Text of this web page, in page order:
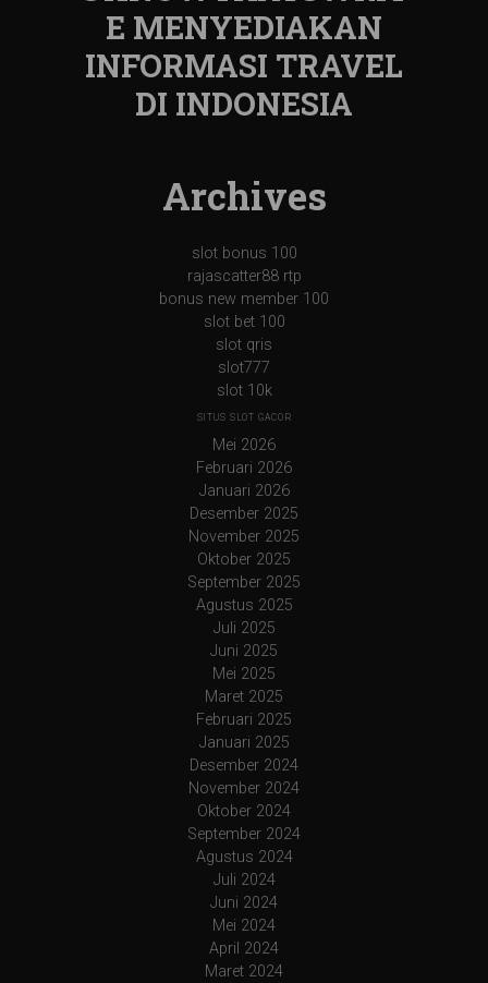
E MENYEDIAKAN
INFORMASI TRAVEL
DI INDONESIA
Archives
slot bonus 100
rajascatter88 rtp
bonus new member 100
slot bet 100
slot qris
slot777
slot 10k
SITUS SLOT GACOR
Mei 2026
Februari 2026
Januari 2026
Desember 2025
November 2025
Oktober 2025
September 2025
Agustus 2025
Juli 2025
Juni 2025
Mei 2025
Maret 2025
Februari 2025
Januari 2025
Desember 2024
November 2024
Oktober 2024
September 2024
Agustus 2024
Juli 2024
Juni 2024
Mei 2024
April 2024
Maret 2024